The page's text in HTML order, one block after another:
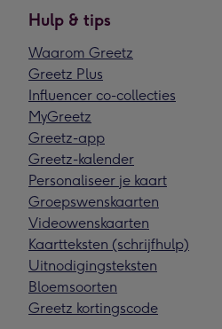
Hulp & tips
Waarom Greetz
Greetz Plus
Influencer co-collecties
MyGreetz
Greetz-app
Greetz-kalender
Personaliseer je kaart
Groepswenskaarten
Videowenskaarten
Kaartteksten (schrijfhulp)
Uitnodigingsteksten
Bloemsoorten
Greetz kortingscode